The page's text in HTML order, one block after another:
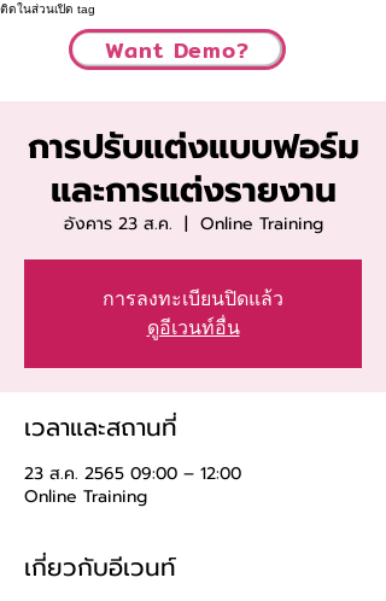
ติดในส่วนเปิด tag
Want Demo?
การปรับแต่งแบบฟอร์ม
และการแต่งรายงาน
อังคาร 23 ส.ค.
  |
Online Training
การลงทะเบียนปิดแล้ว
ดูอีเวนท์อื่น
เวลาและสถานที่
23 ส.ค. 2565 09:00 – 12:00
Online Training
เกี่ยวกับอีเวนท์